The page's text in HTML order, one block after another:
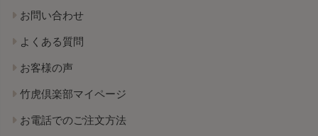
お問い合わせ
よくある質問
お客様の声
竹虎倶楽部マイページ
お電話でのご注文方法